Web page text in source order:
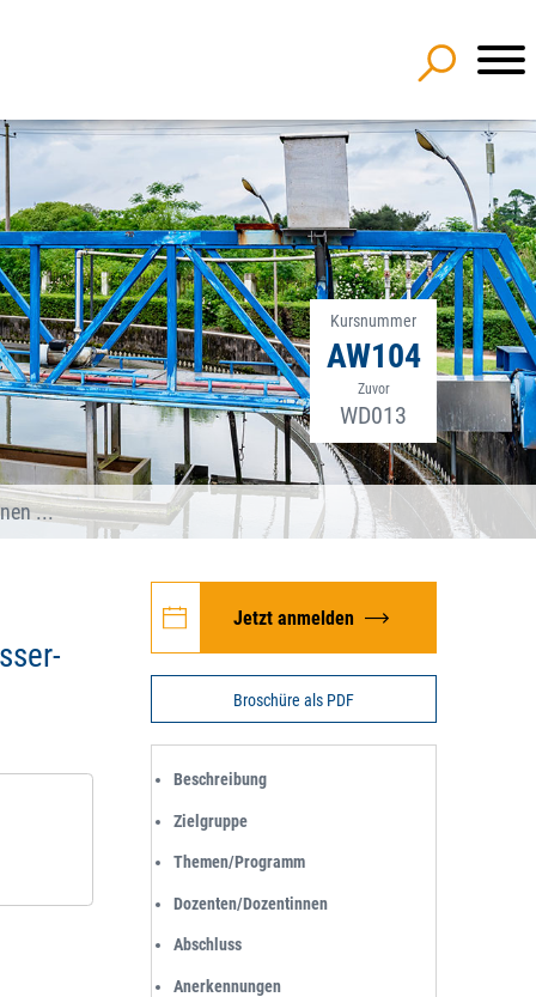
Kursnummer
AW104
Zuvor
WD013
...
Jetzt anmelden
Broschüre als PDF
Beschreibung
Zielgruppe
Themen/Programm
Dozenten/Dozentinnen
Abschluss
Anerkennungen